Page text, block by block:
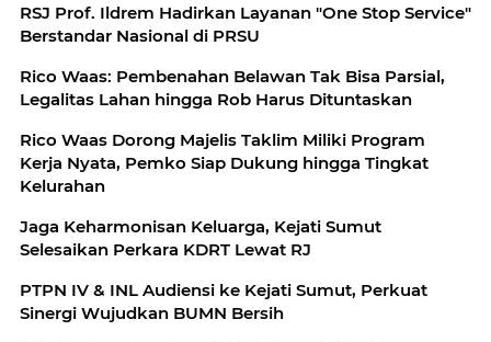
RSJ Prof. Ildrem Hadirkan Layanan "One Stop Service"
Berstandar Nasional di PRSU
Rico Waas: Pembenahan Belawan Tak Bisa Parsial,
Legalitas Lahan hingga Rob Harus Dituntaskan
Rico Waas Dorong Majelis Taklim Miliki Program
Kerja Nyata, Pemko Siap Dukung hingga Tingkat
Kelurahan
Jaga Keharmonisan Keluarga, Kejati Sumut
Selesaikan Perkara KDRT Lewat RJ
PTPN IV & INL Audiensi ke Kejati Sumut, Perkuat
Sinergi Wujudkan BUMN Bersih